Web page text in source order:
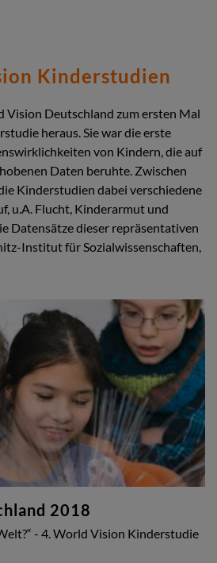
Kinderstudien
Vision Deutschland zum ersten Mal
heraus. Sie war die erste
von Kindern, die auf
Daten beruhte. Zwischen
Kinderstudien dabei verschiedene
u.A. Flucht, Kinderarmut und
Datensätze dieser repräsentativen
Institut für Sozialwissenschaften,
2018
- 4. World Vision Kinderstudie